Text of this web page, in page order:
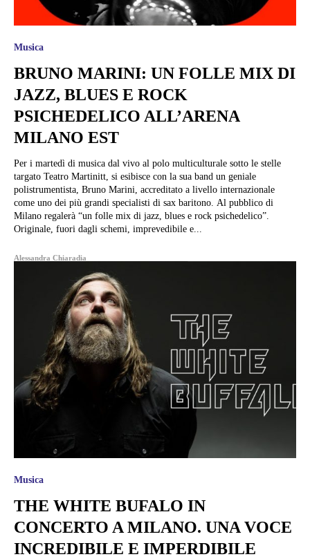
Musica
BRUNO MARINI: UN FOLLE MIX DI
JAZZ, BLUES E ROCK
PSICHEDELICO ALL’ARENA
MILANO EST
Per i martedì di musica dal vivo al polo multiculturale sotto le stelle
targato Teatro Martinitt, si esibisce con la sua band un geniale
polistrumentista, Bruno Marini, accreditato a livello internazionale
come uno dei più grandi specialisti di sax baritono. Al pubblico di
Milano regalerà “un folle mix di jazz, blues e rock psichedelico”.
Originale, fuori dagli schemi, imprevedibile e...
Alessandra Chiaradia
Musica
THE WHITE BUFALO IN
CONCERTO A MILANO. UNA VOCE
INCREDIBILE E IMPERDIBILE